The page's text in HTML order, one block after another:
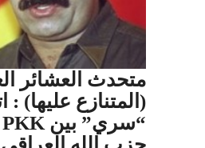
متحدث العشائر
(المتنازع عليها) :